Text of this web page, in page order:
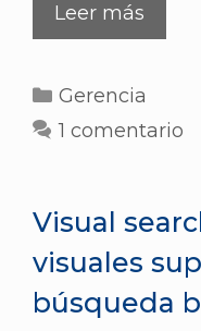
Leer más
Gerencia
1 comentario
Visual
visuales
búsqueda